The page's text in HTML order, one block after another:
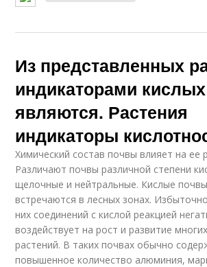
Из представленных
индикаторами
являются. Растения
индикаторы
Химический состав почвы влияет на ее
Различают почвы различной степени
щелочные и нейтральные. Кислые
встречаются в лесных зонах.
них соединений с кислой реакцией
воздействует на рост и развитие
растений. В таких почвах обычно
повышенное количество алюминия,